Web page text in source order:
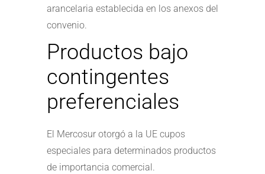
arancelaria establecida en los anexos del
convenio.
Productos bajo
contingentes
preferenciales
El Mercosur otorgó a la UE cupos
especiales para determinados productos
de importancia comercial.